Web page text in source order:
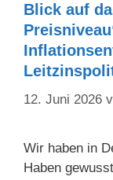
Blick auf
12. Juni 2026
Wir haben in
Haben